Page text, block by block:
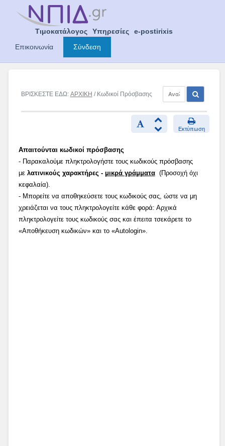
Τιμοκατάλογος Υπηρεσίες
e-postirixis
Επικοινωνία
Σύνδεση
ΒΡΙΣΚΕΣΤΕ ΕΔΩ: ΑΡΧΙΚΗ / Κωδικοί Πρόσβασης
Εκτύπωση
Απαιτούνται κωδικοί πρόσβασης
- Παρακαλούμε πληκτρολογήστε τους κωδικούς πρόσβασης
με λατινικούς χαρακτήρες - μικρά γράμματα(Προσοχή όχι
κεφαλαία).
- Μπορείτε να αποθηκεύσετε τους κωδικούς σας, ώστε να μη
χρειάζεται να τους πληκτρολογείτε κάθε φορά: Αρχικά
πληκτρολογείτε τους κωδικούς σας και έπειτα τσεκάρετε το
«Αποθήκευση κωδικών» και το «Autologin».